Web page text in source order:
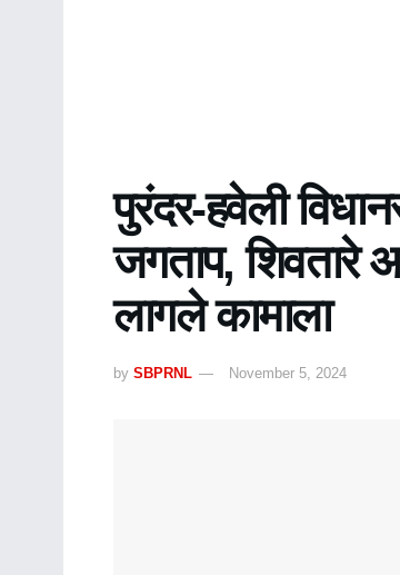
पुरंदर-हवेली
जगताप, शिवतारे
लागले कामाला
by SBPRNL November 5, 2024